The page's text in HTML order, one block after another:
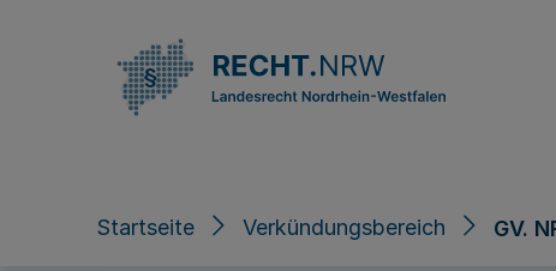
Startseite Verkündungsbereich GV.